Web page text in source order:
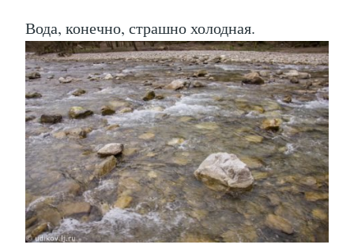
Вода, конечно, страшно холодная.